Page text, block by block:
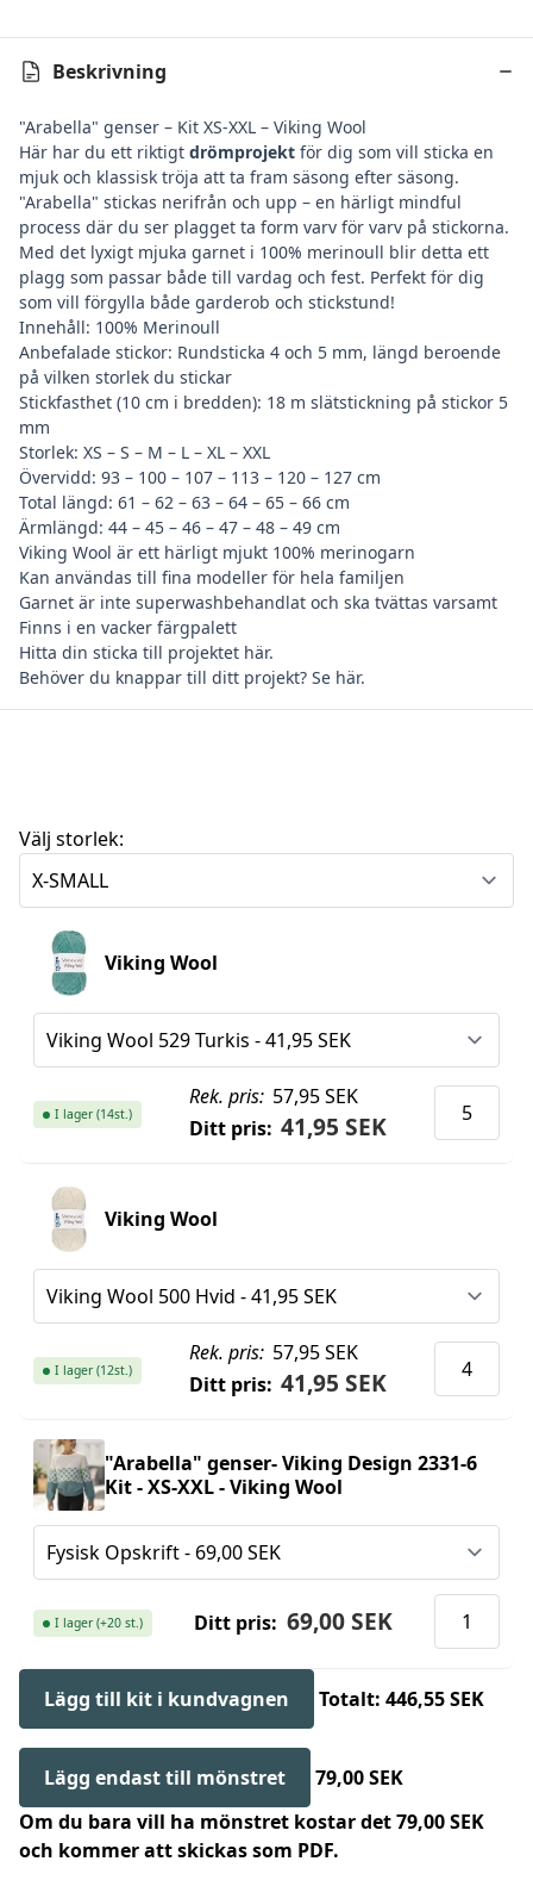
Beskrivning
"Arabella" genser – Kit XS-XXL – Viking Wool
Här har du ett riktigt drömprojekt för dig som vill sticka en
mjuk och klassisk tröja att ta fram säsong efter säsong.
"Arabella" stickas nerifrån och upp – en härligt mindful
process där du ser plagget ta form varv för varv på stickorna.
Med det lyxigt mjuka garnet i 100% merinoull blir detta ett
plagg som passar både till vardag och fest. Perfekt för dig
som vill förgylla både garderob och stickstund!
Innehåll: 100% Merinoull
Anbefalade stickor: Rundsticka 4 och 5 mm, längd beroende
på vilken storlek du stickar
Stickfasthet (10 cm i bredden): 18 m slätstickning på stickor 5
mm
Storlek: XS – S – M – L – XL – XXL
Övervidd: 93 – 100 – 107 – 113 – 120 – 127 cm
Total längd: 61 – 62 – 63 – 64 – 65 – 66 cm
Ärmlängd: 44 – 45 – 46 – 47 – 48 – 49 cm
Viking Wool är ett härligt mjukt 100% merinogarn
Kan användas till fina modeller för hela familjen
Garnet är inte superwashbehandlat och ska tvättas varsamt
Finns i en vacker färgpalett
Hitta din sticka till projektet här.
Behöver du knappar till ditt projekt? Se här.
Välj storlek:
Viking Wool
Rek. pris: 57,95 SEK
Ditt pris: 41,95 SEK
I lager (14st.)
Viking Wool
Rek. pris: 57,95 SEK
Ditt pris: 41,95 SEK
I lager (12st.)
"Arabella" genser- Viking Design 2331-6
Kit - XS-XXL - Viking Wool
Ditt pris: 69,00 SEK
I lager (+20 st.)
Lägg till kit i kundvagnen Totalt: 446,55 SEK
Lägg endast till mönstret
79,00 SEK
Om du bara vill ha mönstret kostar det 79,00 SEK
och kommer att skickas som PDF.